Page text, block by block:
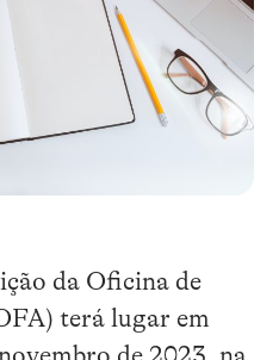
da Oficina de
terá lugar em